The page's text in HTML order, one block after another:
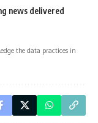
news delivered
the data practices in